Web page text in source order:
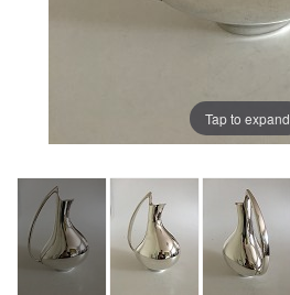
Tap to expand